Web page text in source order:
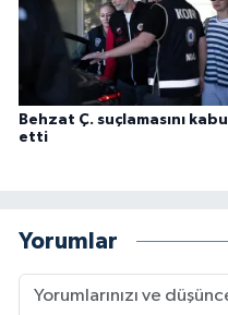
Behzat Ç. suçlamasını kabul
etti
Yorumlar